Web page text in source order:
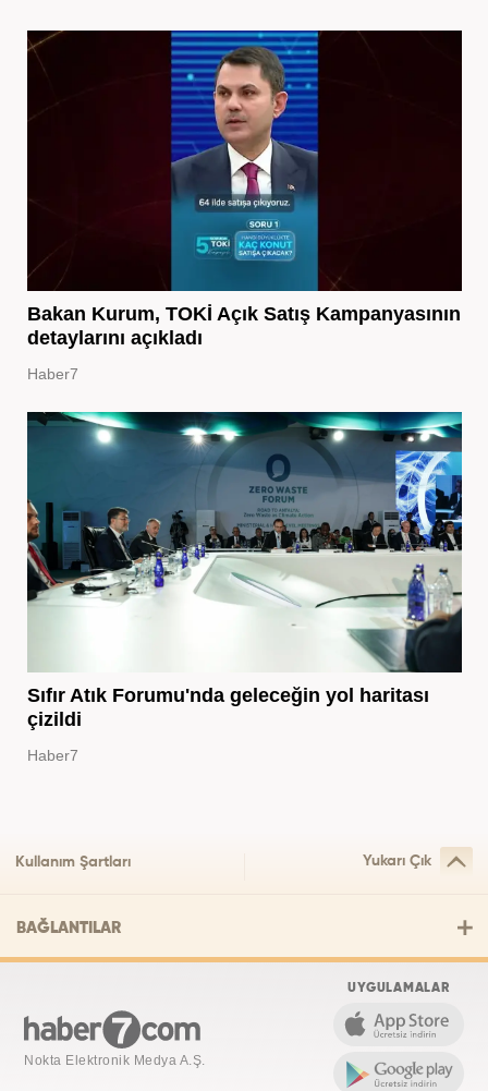
Bakan Kurum, TOKİ Açık Satış Kampanyasının
detaylarını açıkladı
Haber7
Sıfır Atık Forumu'nda geleceğin yol haritası
çizildi
Haber7
Kullanım Şartları Yukarı Çık
BAĞLANTILAR
Nokta Elektronik Medya A.Ş.
UYGULAMALAR